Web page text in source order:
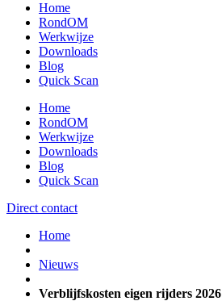
Home
RondOM
Werkwijze
Downloads
Blog
Quick Scan
Home
RondOM
Werkwijze
Downloads
Blog
Quick Scan
Direct contact
Home
Nieuws
Verblijfskosten eigen rijders 2026